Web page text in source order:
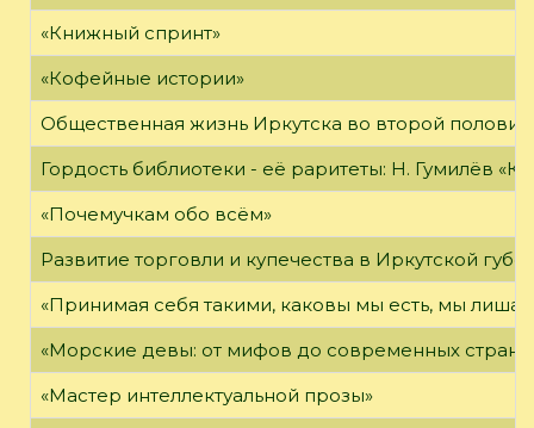
«Книжный спринт»
«Кофейные истории»
Общественная жизнь Иркутска во второй
Гордость библиотеки - её раритеты: Н. Гумилёв
«Почемучкам обо всём»
Развитие торговли и купечества в Иркутской
«Принимая себя такими, каковы мы есть, мы
«Морские девы: от мифов до современных
«Мастер интеллектуальной прозы»